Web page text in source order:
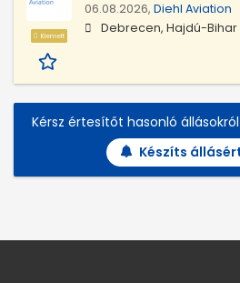
Kiemelt
06.08.2026, Diehl Aviation
Debrecen, Hajdú-Bihar
Kérsz értesítőt hasonló
Készíts